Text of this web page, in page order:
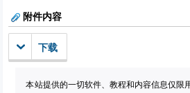
附件内容
下载
本站提供的一切软件、教程和内容信息仅限